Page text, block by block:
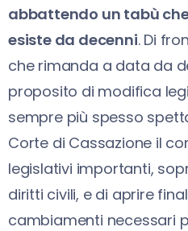
abbattendo un tabù
esiste da decenni. Di
che rimanda a data da
proposito di modifica
sempre più spesso
Corte di Cassazione il
legislativi importanti,
diritti civili, e di aprire
cambiamenti necessari